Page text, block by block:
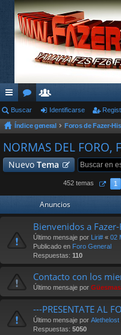
nl
ac
es
rá
or
os
su
ari
os
Buscar Identificarse
Índice general Foros de Fazer-
NORMAS DEL
Nuevo Tema
452 temas 1
Anuncios
Bienvenidos a
Último mensaje por Liri# « 02
Publicado en Foro General
Respuestas: 110
Contacto con los
Último mensaje por
---PRESENTATE AL
Último mensaje por Alethelost
Respuestas: 5050